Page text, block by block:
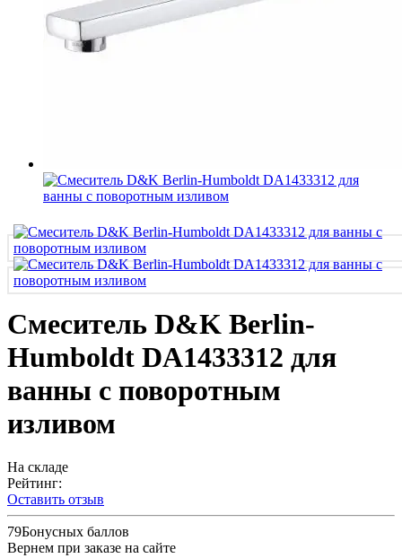
Смеситель D&K Berlin-
Humboldt DA1433312 для
ванны с поворотным
изливом
На складе
Рейтинг:
Оставить отзыв
79Бонусных баллов
Вернем при заказе на сайте